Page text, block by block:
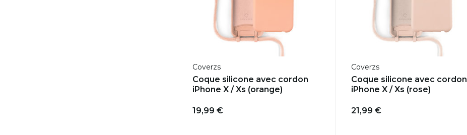
Coverzs
Coque silicone avec cordon
iPhone X / Xs (orange)
19,99 €
Coverzs
Coque silicone avec cordon
iPhone X / Xs (rose)
21,99 €